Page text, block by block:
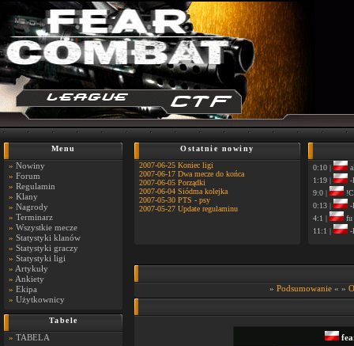
Menu
» Nowiny
» Forum
» Regulamin
» Klany
» Nagrody
» Terminarz
» Wszystkie mecze
» Statystyki klanów
» Statystyki graczy
» Statystyki ligi
» Artykuły
» Ankiety
» Ekipa
» Użytkownicy
Tabele
» TABELA
Ostatnie nowiny
2007-06-25 Koniec ligi
2007-06-17 Dwa mecze do końca
2007-06-05 Porządki
2007-06-04 Siódma kolejka
2007-05-30 PTS - psy
2007-05-27 Update regulaminu
0:10 |
1:19 |
-
9:0 |
0:13 |
-
4:1 |
fu
11:1 |
-
» Podsumowanie « »